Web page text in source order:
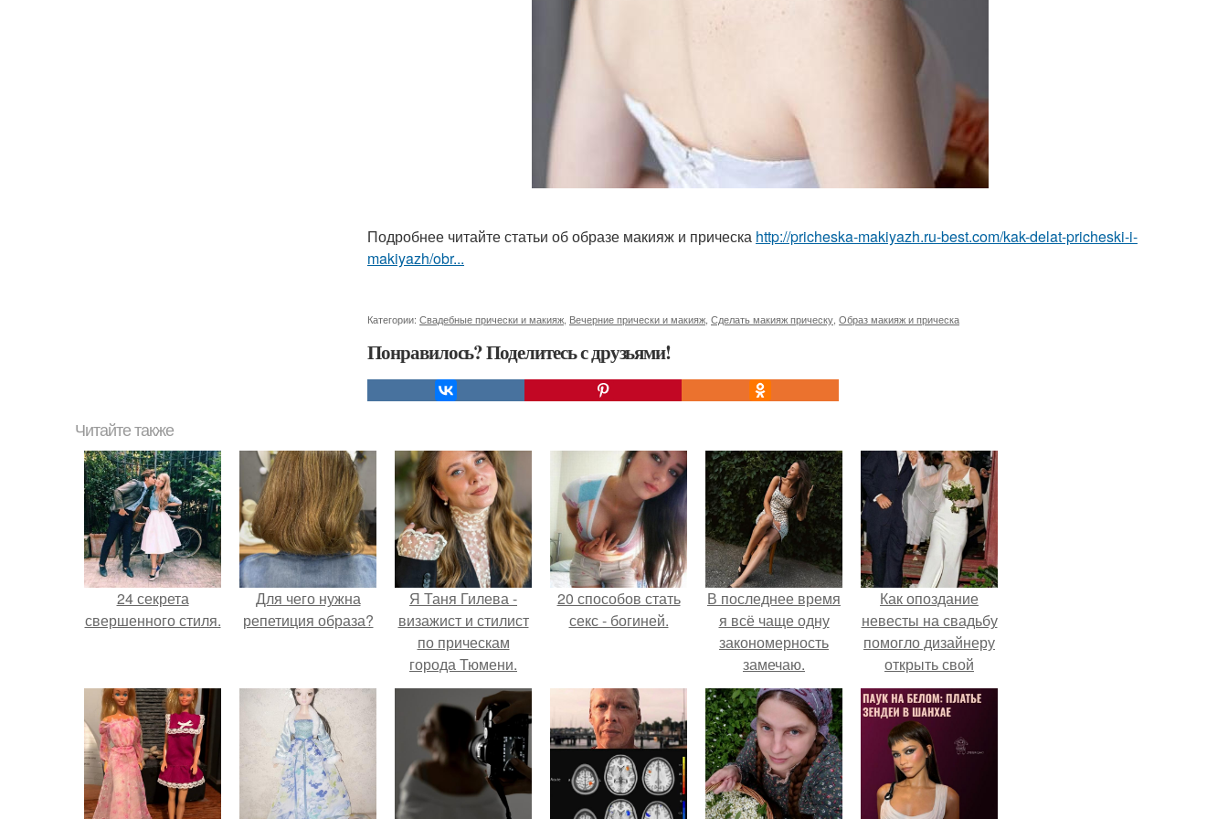
Подробнее читайте статьи об образе макияж и прическа http://pricheska-makiyazh.ru-best.com/kak-delat-pricheski-i-
makiyazh/obr...
Категории: Свадебные прически и макияж Вечерние прически и макияж Сделать макияж прическу Образ макияж и прическа
Понравилось? Поделитесь с друзьями!
Читайте также
24 секрета
свершенного стиля.
Для чего нужна
репетиция образа?
Я Таня Гилева -
визажист и стилист
по прическам
города Тюмени.
20 способов стать
секс - богиней.
В последнее время
я всё чаще одну
закономерность
замечаю.
Как опоздание
невесты на свадьбу
помогло дизайнеру
открыть свой
бренд.